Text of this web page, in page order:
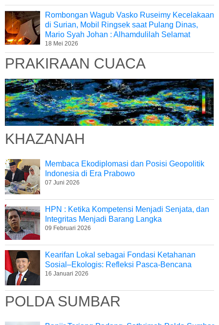
Rombongan Wagub Vasko Ruseimy Kecelakaan
di Surian, Mobil Ringsek saat Pulang Dinas,
Mario Syah Johan : Alhamdulilah Selamat
18 Mei 2026
PRAKIRAAN CUACA
KHAZANAH
Membaca Ekodiplomasi dan Posisi Geopolitik
Indonesia di Era Prabowo
07 Juni 2026
HPN : Ketika Kompetensi Menjadi Senjata, dan
Integritas Menjadi Barang Langka
09 Februari 2026
Kearifan Lokal sebagai Fondasi Ketahanan
Sosial–Ekologis: Refleksi Pasca-Bencana
16 Januari 2026
POLDA SUMBAR